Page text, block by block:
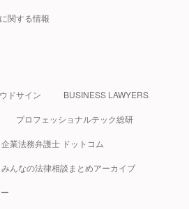
関する情報
ドサイン BUSINESS LAWYERS
プロフェッショナルテック総研
企業法務弁護士 ドットコム
みんなの法律相談まとめアーカイブ